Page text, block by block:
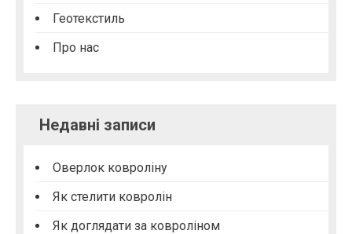
Геотекстиль
Про нас
Недавні записи
Оверлок ковроліну
Як стелити ковролін
Як доглядати за ковроліном